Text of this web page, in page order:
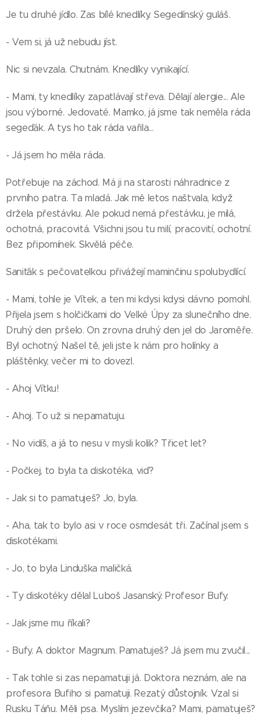
Je tu druhé jídlo. Zas bílé knedlíky. Segedínský guláš.
- Vem si, já už nebudu jíst.
Nic si nevzala. Chutnám. Knedlíky vynikající.
- Mami, ty knedlíky zapatlávají střeva. Dělají alergie... Ale
jsou výborné. Jedovaté. Mamko, já jsme tak neměla ráda
segeďák. A tys ho tak ráda vařila...
- Já jsem ho měla ráda.
Potřebuje na záchod. Má ji na starosti náhradnice z
prvního patra. Ta mladá. Jak mě letos naštvala, když
držela přestávku. Ale pokud nemá přestávku, je milá,
ochotná, pracovitá. Všichni jsou tu milí, pracovití, ochotní.
Bez připomínek. Skvělá péče.
Saniťák s pečovatelkou přivážejí maminčinu spolubydlící.
- Mami, tohle je Vítek, a ten mi kdysi kdysi dávno pomohl.
Přijela jsem s holčičkami do Velké Úpy za slunečního dne.
Druhý den pršelo. On zrovna druhý den jel do Jaroměře.
Byl ochotný. Našel tě, jeli jste k nám pro holínky a
pláštěnky, večer mi to dovezl.
- Ahoj Vítku!
- Ahoj. To už si nepamatuju.
- No vidíš, a já to nesu v mysli kolik? Třicet let?
- Počkej, to byla ta diskotéka, viď?
- Jak si to pamatuješ? Jo, byla.
- Aha, tak to bylo asi v roce osmdesát tři. Začínal jsem s
diskotékami.
- Jo, to byla Linduška maličká.
- Ty diskotéky dělal Luboš Jasanský. Profesor Bufy.
- Jak jsme mu říkali?
- Bufy. A doktor Magnum. Pamatuješ? Já jsem mu zvučil...
- Tak tohle si zas nepamatuji já. Doktora neznám, ale na
profesora Bufiho si pamatuji. Rezatý důstojník. Vzal si
Rusku Táňu. Měli psa. Myslím jezevčíka? Mami, pamatuješ?